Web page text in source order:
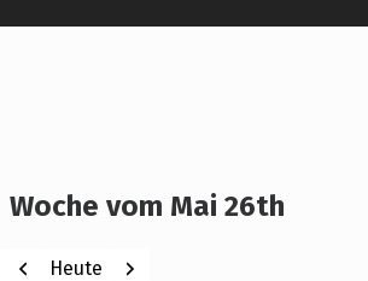
Woche vom Mai 26th
Zurück
Heute Weiter